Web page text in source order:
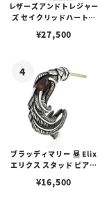
レザーズアンドトレジャー
ズ セイクリッドハートピ
¥27,500
ブラッディマリー 昼 Elix
エリクス スタッド ピアス
¥16,500